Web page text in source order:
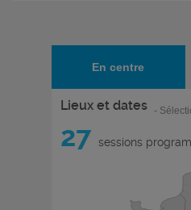
En centre
Lieux et dates -
27 sessions